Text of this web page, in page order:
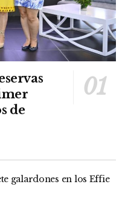
de
galardones en los Effie